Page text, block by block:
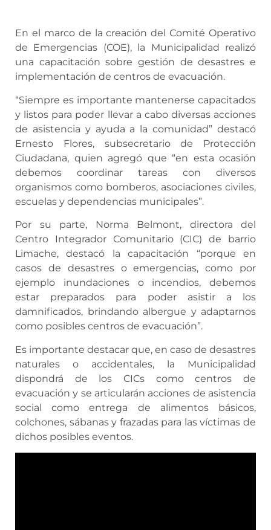
En el marco de la creación del Comité Operativo
de Emergencias (COE), la Municipalidad realizó
una capacitación sobre gestión de desastres e
implementación de centros de evacuación.
“Siempre es importante mantenerse capacitados
y listos para poder llevar a cabo diversas acciones
de asistencia y ayuda a la comunidad” destacó
Ernesto Flores, subsecretario de Protección
Ciudadana, quien agregó que “en esta ocasión
debemos coordinar tareas con diversos
organismos como bomberos, asociaciones civiles,
escuelas y dependencias municipales”.
Por su parte, Norma Belmont, directora del
Centro Integrador Comunitario (CIC) de barrio
Limache, destacó la capacitación “porque en
casos de desastres o emergencias, como por
ejemplo inundaciones o incendios, debemos
estar preparados para poder asistir a los
damnificados, brindando albergue y adaptarnos
como posibles centros de evacuación”.
Es importante destacar que, en caso de desastres
naturales o accidentales, la Municipalidad
dispondrá de los CICs como centros de
evacuación y se articularán acciones de asistencia
social como entrega de alimentos básicos,
colchones, sábanas y frazadas para las víctimas de
dichos posibles eventos.